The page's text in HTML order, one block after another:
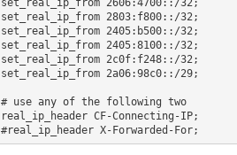
set_real_ip_from 2803:f800::/32;
set_real_ip_from 2405:b500::/32;
set_real_ip_from 2405:8100::/32;
set_real_ip_from 2c0f:f248::/32;
set_real_ip_from 2a06:98c0::/29;
# use any of the following two
real_ip_header CF-Connecting-IP;
#real_ip_header X-Forwarded-For;